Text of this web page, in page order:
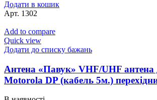
Додати в кошик
Арт. 1302
Add to compare
Quick view
Додати до списку бажань
Антена «Павук» VHF/UHF антена
Motorola DP (кабель 5м.)